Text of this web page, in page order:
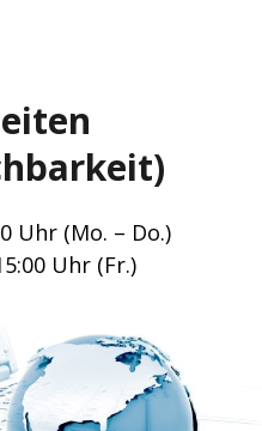
Uhr (Mo. – Do.)
Uhr (Fr.)